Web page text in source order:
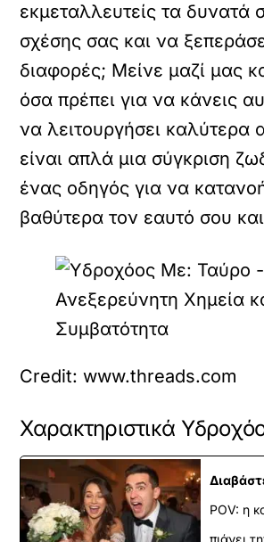
εκμεταλλευτείς τα δυνατά
σχέσης σας και να
διαφορές; Μείνε μαζί μας
όσα πρέπει για να κάνεις
να λειτουργήσει καλύτερα
είναι απλά μια σύγκριση
ένας οδηγός για να
βαθύτερα τον εαυτό σου
Credit: www.threads.com
Χαρακτηριστικά
POV: η
πιάνει